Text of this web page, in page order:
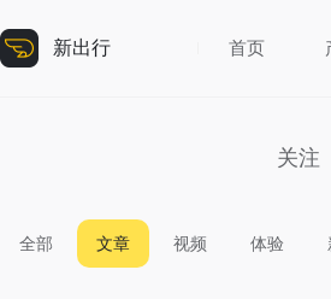
新出行 首页
关注
全部 文章 视频 体验